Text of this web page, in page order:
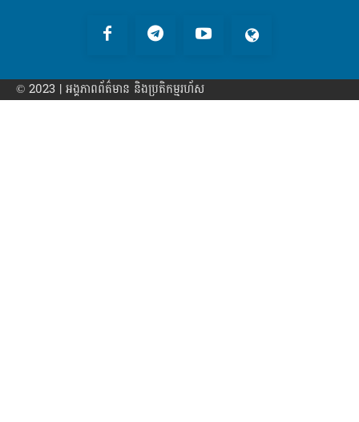
© 2023 | អង្គភាព​ព័ត៌មាន​ និងប្រតិកម្មរហ័ស